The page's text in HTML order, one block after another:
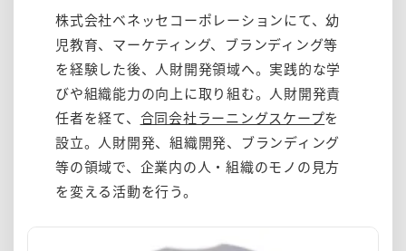
株式会社ベネッセコーポレーションにて、幼
児教育、マーケティング、ブランディング等
を経験した後、人財開発領域へ。実践的な学
びや組織能力の向上に取り組む。人財開発責
任者を経て、 合同会社ラーニングスケープを
設立。人財開発、組織開発、ブランディング
等の領域で、企業内の人・組織のモノの見方
を変える活動を行う。